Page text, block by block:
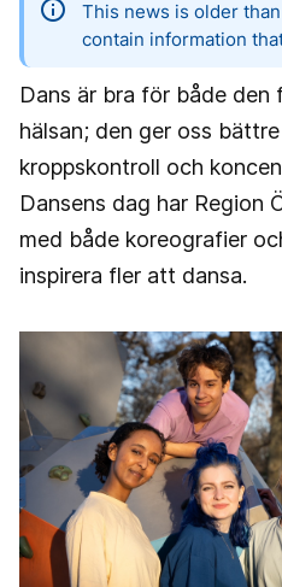
information
This news is older
contain information
Dans är bra för både den
hälsan; den ger oss
kroppskontroll och
Dansens dag har Region
med både koreografier
inspirera fler att dansa.